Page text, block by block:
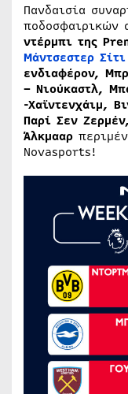
Πανδαισία
ποδοσφαιρικών
ντέρμπι της
Μάντσεστερ Σίτι
ενδιαφέρον,
– Νιούκαστλ,
-Χαϊντενχάιμ,
Παρί Σεν
Άλκμααρ
Novasports!